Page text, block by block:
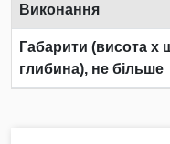
Виконання
Габарити (висота х
глибина), не більше